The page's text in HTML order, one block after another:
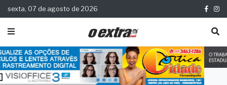
sexta, 07 de agosto de 2026